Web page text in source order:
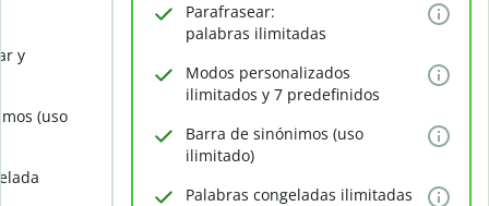
y
(uso
Parafrasear:
palabras ilimitadas
Modos personalizados
ilimitados y 7 predefinidos
Barra de sinónimos (uso
ilimitado)
Palabras congeladas ilimitadas